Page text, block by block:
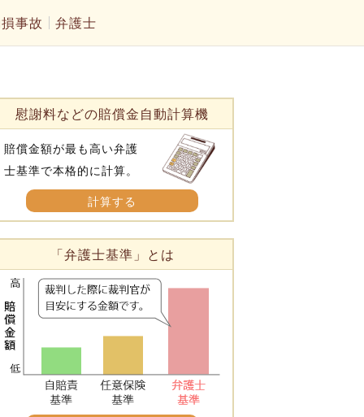
事故 弁護士
慰謝料などの賠償金自動計算機
賠償金額が最も高い弁護
士基準で本格的に計算。
計算する
「弁護士基準」とは